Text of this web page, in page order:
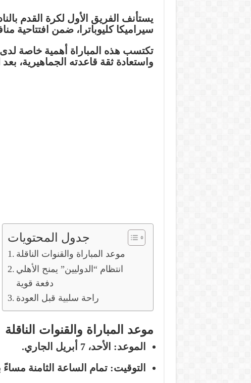
يستأنف الفريق الأول لكرة القدم
سيراميكا كليوباترا، ضمن افتتاحية
تكتسب هذه المباراة أهمية خاصة لدى
واستعادة ثقة قاعدته الجماهيرية،
جدول المحتويات
موعد المباراة والقنوات الناقلة
انتظام “الدوليين” يمنح الأهلي
دفعة قوية
راحة سلبية قبل العودة
موعد المباراة والقنوات الناقلة
الموعد: الأحد، 7 أبريل الجاري.
التوقيت: تمام الساعة الثامنة مساءً